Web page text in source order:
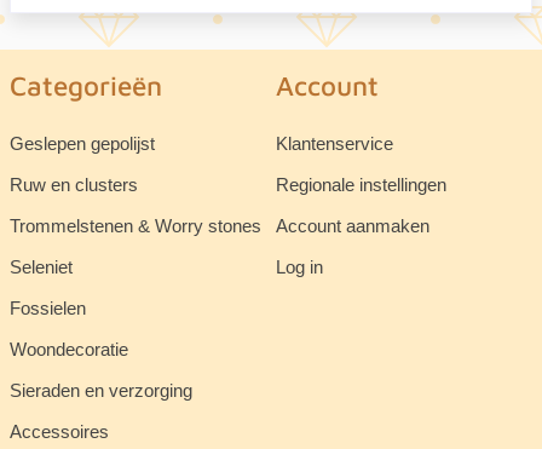
Categorieën
Geslepen gepolijst
Ruw en clusters
Trommelstenen & Worry stones
Seleniet
Fossielen
Woondecoratie
Sieraden en verzorging
Accessoires
Account
Klantenservice
Regionale instellingen
Account aanmaken
Log in